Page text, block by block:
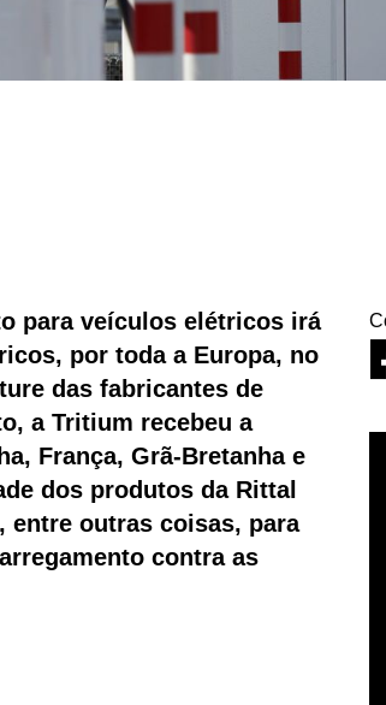
para veículos elétricos irá
por toda a Europa, no
das fabricantes de
a Tritium recebeu a
França, Grã-Bretanha e
dos produtos da Rittal
entre outras coisas, para
contra as